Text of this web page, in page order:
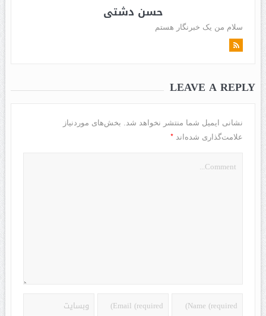
حسن دشتی
سلام من یک خبرنگار هستم
LEAVE A REPLY
نشانی ایمیل شما منتشر نخواهد شد. بخش‌های موردنیاز
علامت‌گذاری شده‌اند *